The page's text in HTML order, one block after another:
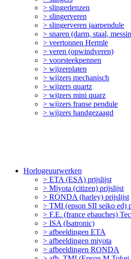
> slingerlenzen
> slingerveren
> slingerveren jaarpendule
> snaren (darm, staal,
> veertonnen Hermle
> veren (opwindveren)
> voorsteekpennen
> wijzerplaten
> wijzers mechanisch
> wijzers quartz
> wijzers mini quarz
> wijzers franse pendule
> wijzers handgezaagd
Horlogeuurwerken
> ETA (ESA) prijslijst
> Miyota (citizen) prijslijst
> RONDA (harley) prijslijst
> TMI (epson SII seiko ed)
> F.E. (france ebauches)
> ISA (Isatronic)
> afbeeldingen ETA
> afbeeldingen miyota
> afbeeldingen RONDA